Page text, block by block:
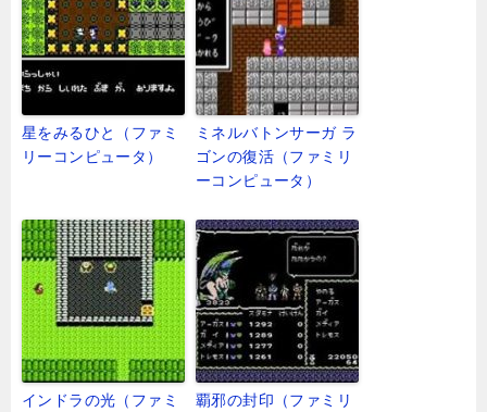
星をみるひと（ファミ
リーコンピュータ）
ミネルバトンサーガ ラ
ゴンの復活（ファミリ
ーコンピュータ）
インドラの光（ファミ
覇邪の封印（ファミリ